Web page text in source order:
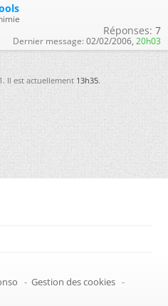
Réponses: 7
Dernier message: 02/02/2006, 20h03
Il est actuellement13h35.
- Gestion des cookies -